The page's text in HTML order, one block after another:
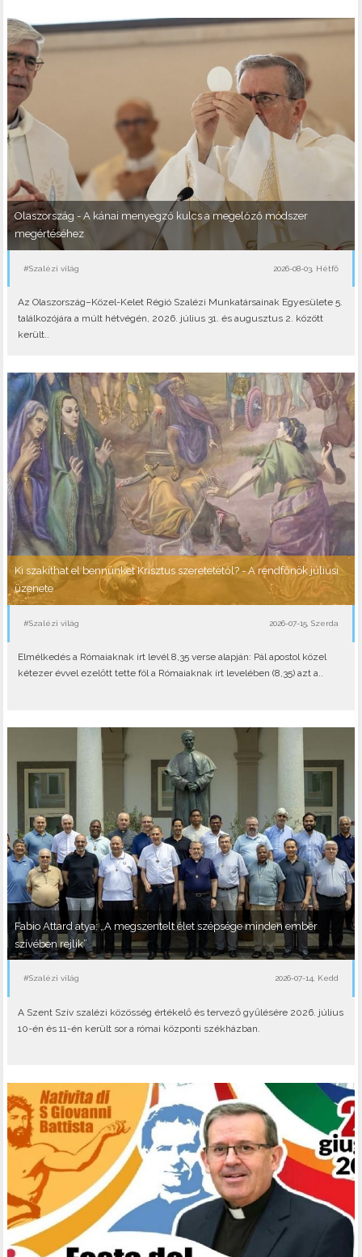
Olaszország - A kánai menyegző kulcs a megelőző módszer
megértéséhez
#Szalézi világ 2026-08-03, Hétfő
Az Olaszország–Közel-Kelet Régió Szalézi Munkatársainak Egyesülete 5.
találkozójára a múlt hétvégén, 2026. július 31. és augusztus 2. között
került..
Ki szakíthat el bennünket Krisztus szeretetétől? - A rendfőnök júliusi
üzenete
#Szalézi világ 2026-07-15, Szerda
Elmélkedés a Rómaiaknak írt levél 8,35 verse alapján: Pál apostol közel
kétezer évvel ezelőtt tette föl a Rómaiaknak írt levelében (8,35) azt a..
Fabio Attard atya: „A megszentelt élet szépsége minden ember
szívében rejlik”
#Szalézi világ 2026-07-14, Kedd
A Szent Szív szalézi közösség értékelő és tervező gyűlésére 2026. július
10-én és 11-én került sor a római központi székházban.